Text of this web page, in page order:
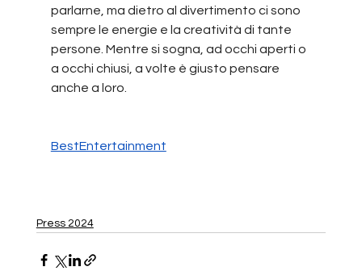
parlarne, ma dietro al divertimento ci sono
sempre le energie e la creatività di tante
persone. Mentre si sogna, ad occhi aperti o
a occhi chiusi, a volte è giusto pensare
anche a loro.
BestEntertainment
Press 2024